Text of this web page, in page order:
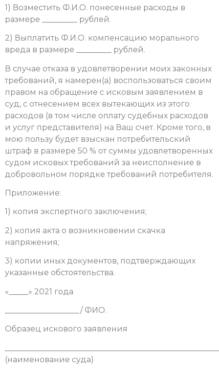
1) Возместить Ф.И.О. понесенные расходы в
размере _________ рублей.
2) Выплатить Ф.И.О. компенсацию морального
вреда в размере _________ рублей.
В случае отказа в удовлетворении моих законных
требований, я намерен(а) воспользоваться своим
правом на обращение с исковым заявлением в
суд, с отнесением всех вытекающих из этого
расходов (в том числе оплату судебных расходов
и услуг представителя) на Ваш счет. Кроме того, в
мою пользу будет взыскан потребительский
штраф в размере 50 % от суммы удовлетворенных
судом исковых требований за неисполнение в
добровольном порядке требований потребителя.
Приложение:
1) копия экспертного заключения;
2) копия акта о возникновении скачка
напряжения;
3) копии иных документов, подтверждающих
указанные обстоятельства.
«_____» 2021 года
___________________/ ФИО.
Образец искового заявления
(наименование суда)